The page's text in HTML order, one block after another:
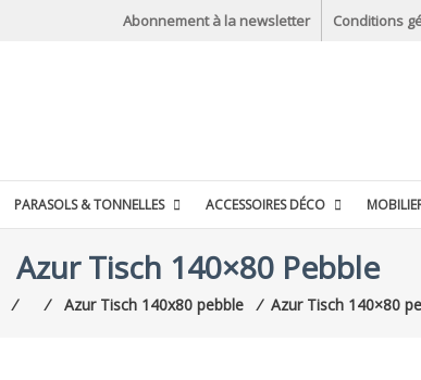
Abonnement à la newsletter Conditions
PARASOLS & TONNELLES ACCESSOIRES DÉCO
Azur Tisch 140×80 Pebble
⁄ ⁄ Azur Tisch 140x80 pebble ⁄ Azur Tisch 140×80